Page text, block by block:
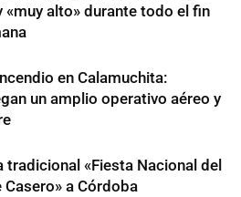
«muy alto» durante todo el fin
en Calamuchita:
un amplio operativo aéreo y
tradicional «Fiesta Nacional del
Casero» a Córdoba